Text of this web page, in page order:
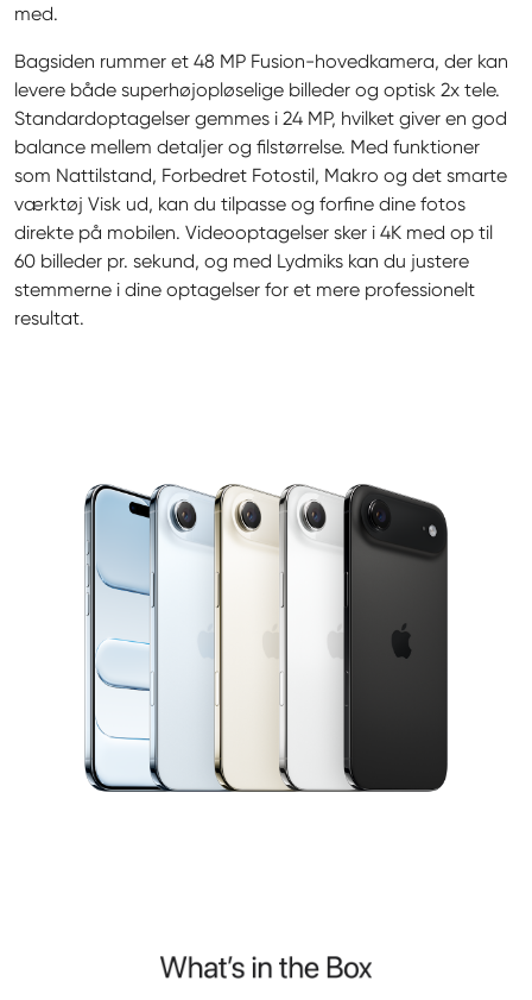
med.
Bagsiden rummer et 48 MP Fusion-hovedkamera, der kan
levere både superhøjopløselige billeder og optisk 2x tele.
Standardoptagelser gemmes i 24 MP, hvilket giver en god
balance mellem detaljer og filstørrelse. Med funktioner
som Nattilstand, Forbedret Fotostil, Makro og det smarte
værktøj Visk ud, kan du tilpasse og forfine dine fotos
direkte på mobilen. Videooptagelser sker i 4K med op til
60 billeder pr. sekund, og med Lydmiks kan du justere
stemmerne i dine optagelser for et mere professionelt
resultat.